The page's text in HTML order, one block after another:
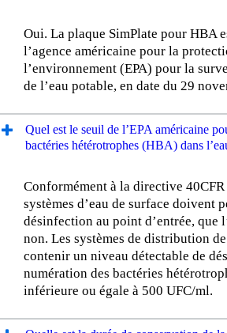
Oui. La plaque SimPlate pour HBA
l’agence américaine pour la
l’environnement (EPA) pour la
de l’eau potable, en date du 29
Quel est le seuil de l’EPA américaine
bactéries hétérotrophes (HBA) dans
Conformément à la directive
systèmes d’eau de surface doivent
désinfection au point d’entrée, que
non. Les systèmes de distribution
contenir un niveau détectable de
numération des bactéries
inférieure ou égale à 500 UFC/ml.